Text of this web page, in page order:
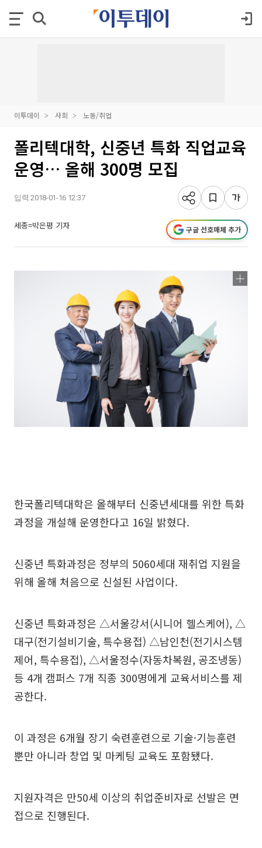
이투데이 사회 노동/취업
폴리텍대학, 신중년 특화 직업교육
운영… 올해 300명 모집
입력 2018-01-16 12:37
세종=박은평 기자 구글 선호매체 추가
한국폴리텍대학은 올해부터 신중년세대를 위한 특화
과정을 개설해 운영한다고 16일 밝혔다.
신중년 특화과정은 정부의 5060세대 재취업 지원을
위해 올해 처음으로 신설된 사업이다.
신중년 특화과정은 △서울강서(시니어 헬스케어), △
대구(전기설비기술, 특수용접) △남인천(전기시스템
제어, 특수용접), △서울정수(자동차복원, 공조냉동)
등 4개 캠퍼스 7개 직종 300명에게 교육서비스를 제
공한다.
이 과정은 6개월 장기 숙련훈련으로 기술·기능훈련
뿐만 아니라 창업 및 마케팅 교육도 포함됐다.
지원자격은 만50세 이상의 취업준비자로 선발은 면
접으로 진행된다.